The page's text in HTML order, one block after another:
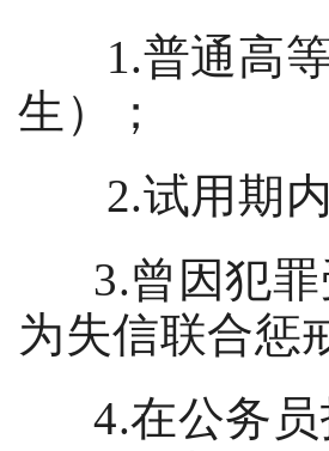
1.普通高
生）；
2.试用期
3.曾因犯
为失信联合惩
4.在公务